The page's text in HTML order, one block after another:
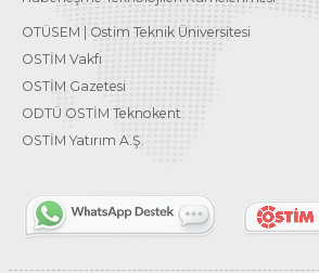
OTÜSEM | Ostim Teknik Üniversitesi
OSTİM Vakfı
OSTİM Gazetesi
ODTÜ OSTİM Teknokent
OSTİM Yatırım A.Ş.